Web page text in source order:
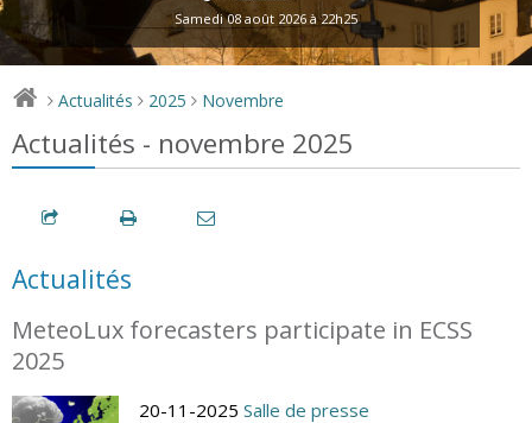
Samedi 08 août 2026 à 22h25
> Actualités > 2025 > Novembre
Actualités - novembre 2025
Actualités
MeteoLux forecasters participate in ECSS
2025
20-11-2025 Salle de presse